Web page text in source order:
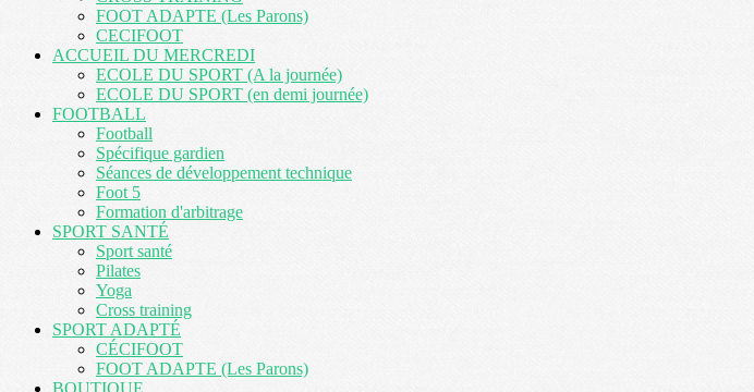
FOOT ADAPTE (Les Parons)
CECIFOOT
ACCUEIL DU MERCREDI
ECOLE DU SPORT (A la journée)
ECOLE DU SPORT (en demi journée)
FOOTBALL
Football
Spécifique gardien
Séances de développement technique
Foot 5
Formation d'arbitrage
SPORT SANTÉ
Sport santé
Pilates
Yoga
Cross training
SPORT ADAPTÉ
CÉCIFOOT
FOOT ADAPTE (Les Parons)
BOUTIQUE